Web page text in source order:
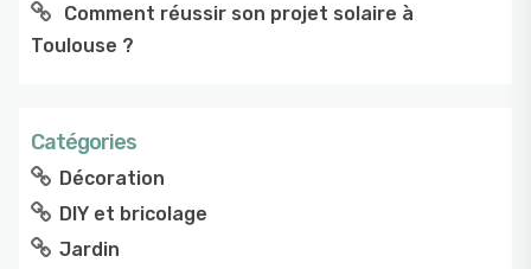
Comment réussir son projet solaire à
Toulouse ?
Catégories
Décoration
DIY et bricolage
Jardin